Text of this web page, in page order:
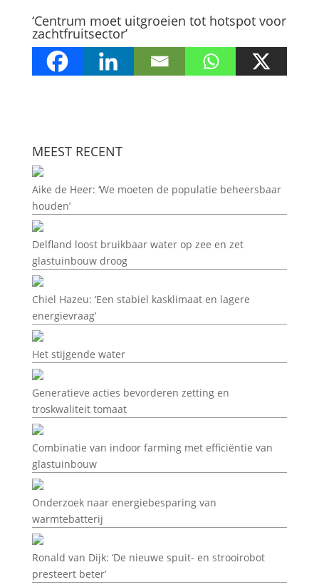
‘Centrum moet uitgroeien tot hotspot voor
zachtfruitsector’
MEEST RECENT
Aike de Heer: ‘We moeten de populatie beheersbaar
houden’
Delfland loost bruikbaar water op zee en zet
glastuinbouw droog
Chiel Hazeu: ‘Een stabiel kasklimaat en lagere
energievraag’
Het stijgende water
Generatieve acties bevorderen zetting en
troskwaliteit tomaat
Combinatie van indoor farming met efficiëntie van
glastuinbouw
Onderzoek naar energiebesparing van
warmtebatterij
Ronald van Dijk: ‘De nieuwe spuit- en strooirobot
presteert beter’